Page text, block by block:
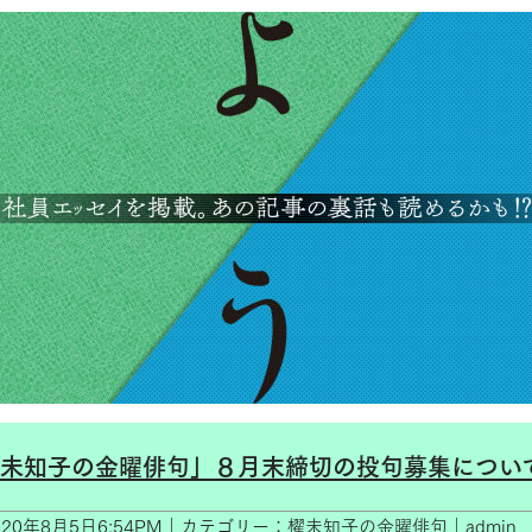
知子の金曜俳句」８月末締切の投句募集につい
年8月5日6:54PM｜カテゴリー：櫂未知子の金曜俳句｜admin